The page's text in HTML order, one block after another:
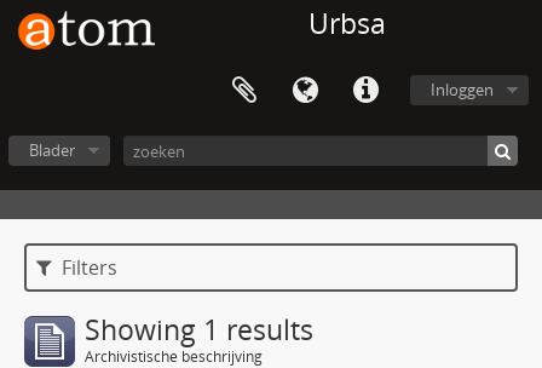
Urbsa
Inloggen
Blader
Filters
Showing 1 results
Archivistische beschrijving